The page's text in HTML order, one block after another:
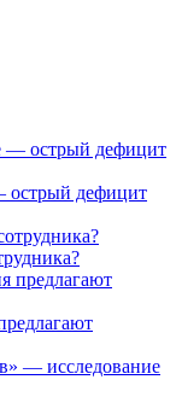
острый дефицит